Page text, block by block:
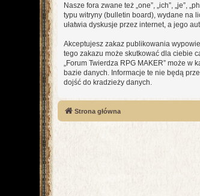
Nasze fora zwane też „one”, „ich”, „je”,
typu witryny (bulletin board), wydane na
ułatwia dyskusje przez internet, a jego
Akceptujesz zakaz publikowania
tego zakazu może skutkować dla ciebie
„Forum Twierdza RPG MAKER” może
bazie danych. Informacje te nie będą
dojść do kradzieży danych.
Strona główna